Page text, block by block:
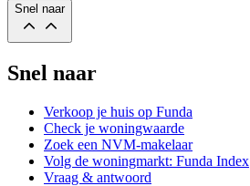
Snel naar
Snel naar
Verkoop je huis op Funda
Check je woningwaarde
Zoek een NVM-makelaar
Volg de woningmarkt: Funda Index
Vraag & antwoord